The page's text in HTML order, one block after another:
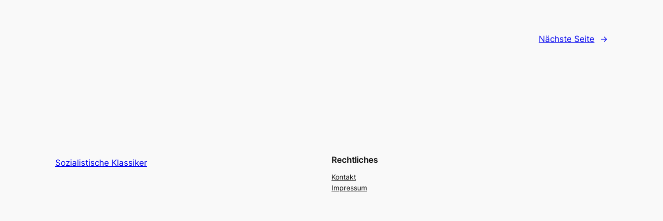
Nächste Seite →
Sozialistische Klassiker Rechtliches
Kontakt
Impressum